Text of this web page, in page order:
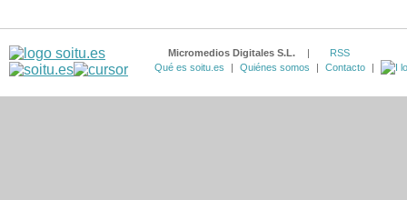
Micromedios Digitales S.L. |
RSS
Qué es soitu.es
| Quiénes somos | Contacto |